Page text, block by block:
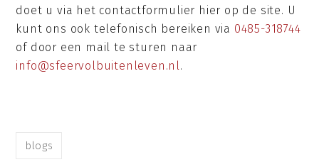
doet u via het contactformulier hier op de site. U
kunt ons ook telefonisch bereiken via 0485-318744
of door een mail te sturen naar
info@sfeervolbuitenleven.nl.
blogs